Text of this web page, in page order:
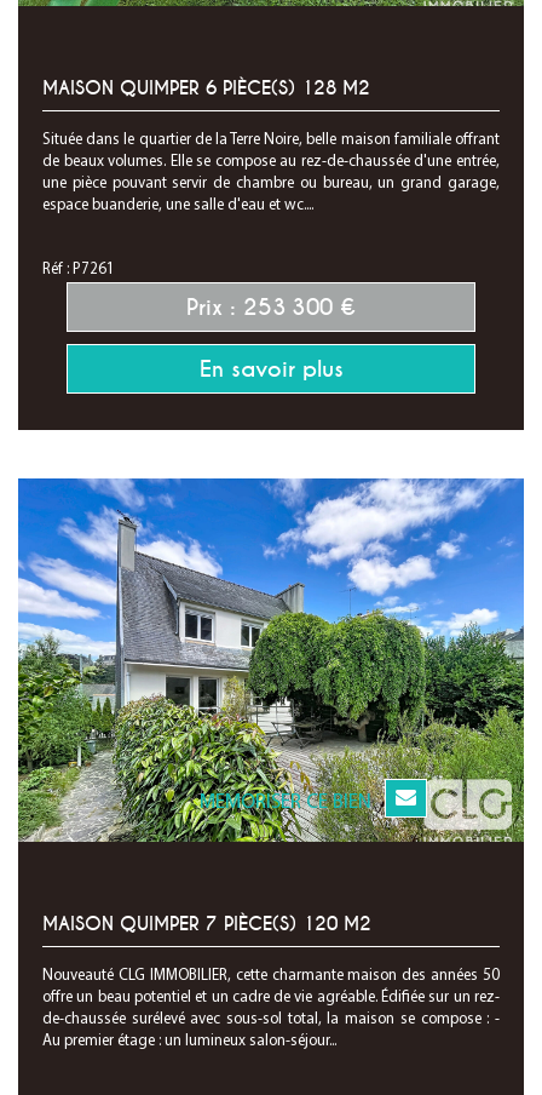
MAISON QUIMPER 6 PIÈCE(S) 128 M2
Située dans le quartier de la Terre Noire, belle maison familiale offrant
de beaux volumes. Elle se compose au rez-de-chaussée d'une entrée,
une pièce pouvant servir de chambre ou bureau, un grand garage,
espace buanderie, une salle d'eau et wc....
Réf : P7261
Prix : 253 300 €
En savoir plus
MEMORISER CE BIEN
MAISON QUIMPER 7 PIÈCE(S) 120 M2
Nouveauté CLG IMMOBILIER, cette charmante maison des années 50
offre un beau potentiel et un cadre de vie agréable. Édifiée sur un rez-
de-chaussée surélevé avec sous-sol total, la maison se compose : -
Au premier étage : un lumineux salon-séjour...